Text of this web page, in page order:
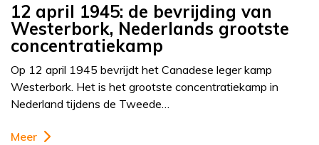
12 april 1945: de bevrijding van
Westerbork, Nederlands grootste
concentratiekamp
Op 12 april 1945 bevrijdt het Canadese leger kamp
Westerbork. Het is het grootste concentratiekamp in
Nederland tijdens de Tweede…
Meer